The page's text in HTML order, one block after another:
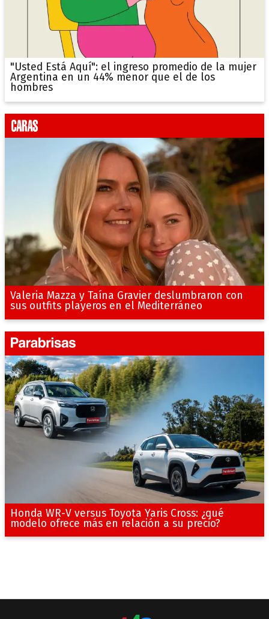
"Usted Está Aquí": el ingreso promedio de la mujer
Argentina en un 44% menor que el de los
hombres
Valeria Mazza y Taína Gravier deslumbraron con
sus outfits playeros en el Mediterráneo
Honda WR-V versus Toyota Yaris Cross: ¿qué
modelo ofrece más en relación a su precio?